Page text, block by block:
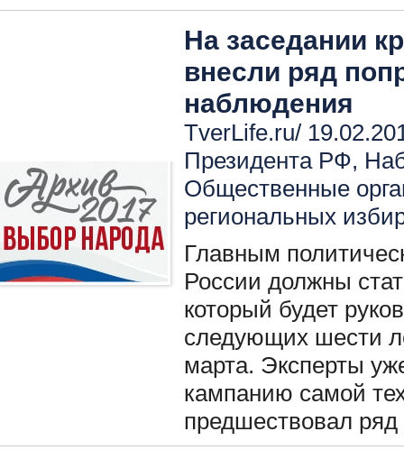
На заседании
внесли ряд
наблюдения
TverLife.ru/
Президента РФ,
Общественные
региональных
Главным
России должны
который будет
следующих шести
марта. Эксперты
кампанию самой
предшествовал